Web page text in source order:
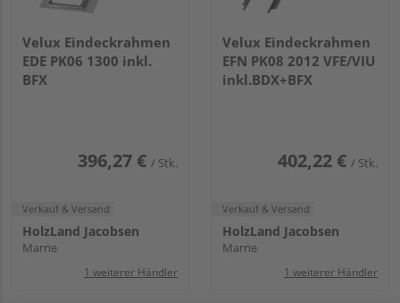
Velux Eindeckrahmen
EDE PK06 1300 inkl.
BFX
396,27 € / Stk.
Verkauf & Versand
HolzLand Jacobsen
Marne
1 weiterer Händler
Velux Eindeckrahmen
EFN PK08 2012 VFE/VIU
inkl.BDX+BFX
402,22 € / Stk.
Verkauf & Versand
HolzLand Jacobsen
Marne
1 weiterer Händler